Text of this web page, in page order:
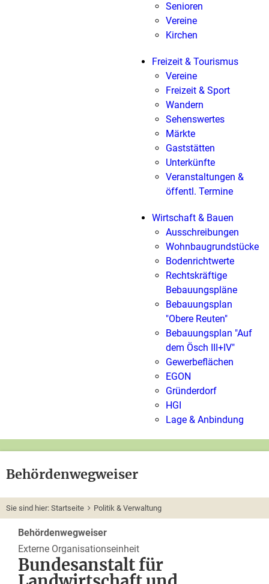
Senioren
Vereine
Kirchen
Freizeit & Tourismus
Vereine
Freizeit & Sport
Wandern
Sehenswertes
Märkte
Gaststätten
Unterkünfte
Veranstaltungen &
öffentl. Termine
Wirtschaft & Bauen
Ausschreibungen
Wohnbaugrundstücke
Bodenrichtwerte
Rechtskräftige
Bebauungspläne
Bebauungsplan
"Obere Reuten"
Bebauungsplan "Auf
dem Ösch III+IV"
Gewerbeflächen
EGON
Gründerdorf
HGI
Lage & Anbindung
Behördenwegweiser
Sie sind hier: Startseite Politik & Verwaltung
Behördenwegweiser
Externe Organisationseinheit
Bundesanstalt für